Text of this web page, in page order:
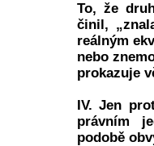
To, že
činil,
reálným
nebo
prokazuje
IV. Jen
právním
podobě